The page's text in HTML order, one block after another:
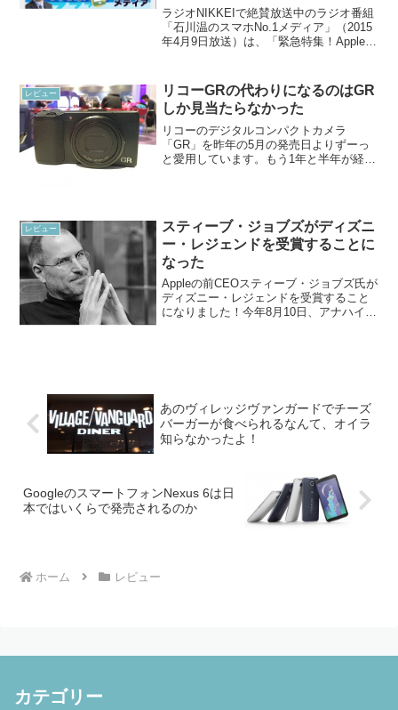
よ)
ラジオNIKKEIで絶賛放送中のラジオ番組
「石川温のスマホNo.1メディア」（2015
年4月9日放送）は、「緊急特集！Apple
んはApple Watch...
レビュー
リコーGRの代わりになるのはGR
しか見当たらなかった
リコーのデジタルコンパクトカメラ
「GR」を昨年の5月の発売日よりずーっ
と愛用しています。もう1年と半年が経ち
レビュー
スティーブ・ジョブズがディズニ
ー・レジェンドを受賞することに
なった
Appleの前CEOスティーブ・ジョブズ氏が
ディズニー・レジェンドを受賞すること
になりました！今年8月10日、アナハイ
あのヴィレッジヴァンガードでチーズ
バーガーが食べられるなんて、オイラ
知らなかったよ！
GoogleのスマートフォンNexus 6は日
本ではいくらで発売されるのか
ホーム レビュー
カテゴリー